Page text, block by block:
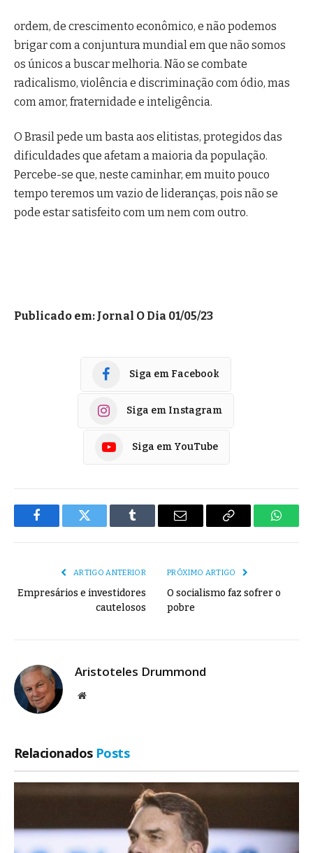
ordem, de crescimento econômico, e não podemos
brigar com a conjuntura mundial em que não somos
os únicos a buscar melhoria. Não se combate
radicalismo, violência e discriminação com ódio, mas
com amor, fraternidade e inteligência.
O Brasil pede um basta aos elitistas, protegidos das
dificuldades que afetam a maioria da população.
Percebe-se que, neste caminhar, em muito pouco
tempo teremos um vazio de lideranças, pois não se
pode estar satisfeito com um nem com outro.
Publicado em: Jornal O Dia 01/05/23
Siga em Facebook
Siga em Instagram
Siga em YouTube
FacebookTwitter Tumblr
E-
Copiar
ARTIGO ANTERIOR
Empresários e investidores
cautelosos
PRÓXIMO ARTIGO
O socialismo faz sofrer o
pobre
Aristoteles Drummond
Site
Relacionados Posts